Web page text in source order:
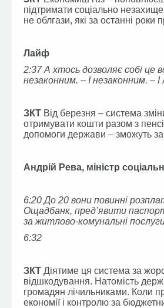
підтримати соціально
не облгази, які за останні
Лайф
2:37 А хтось дозволяє собі це
незаконним. – І незаконним.
ЗКТ Від березня – система
отримувати кошти разом з
допомоги держави – зможуть
Андрій Рева, міністр
6:20 До 20 вони повинні
Ощадбанк, пред’явити
за житлово-комунальні
6:32
ЗКТ Діятиме ця система за
відшкодування. Натомість
громадян лічильниками. Коли
економії і контролю за